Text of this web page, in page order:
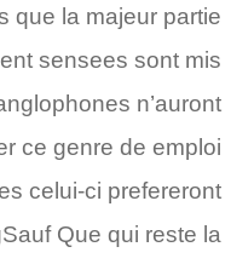
que la majeur partie
sensees sont mis
n’auront
ce genre de emploi
celui-ci prefereront
Que qui reste la